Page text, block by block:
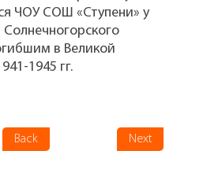
ЧОУ СОШ «Ступени» у
в Великой
1945 гг.
Back Next